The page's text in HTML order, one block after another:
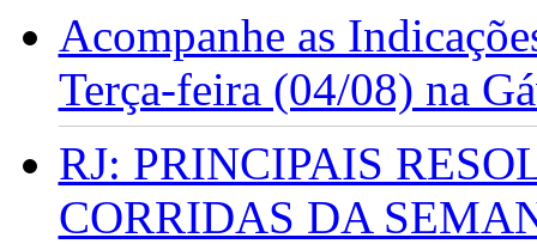
Acompanhe as
Terça-feira (04/08) na
RJ: PRINCIPAIS
CORRIDAS DA